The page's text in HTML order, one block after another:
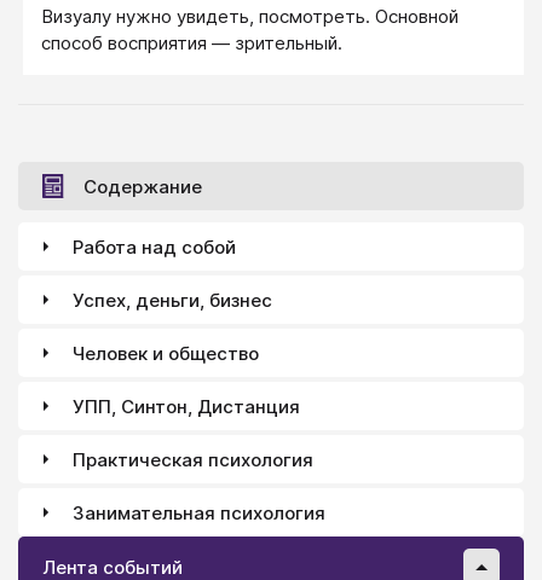
вопроса: Какой формы уши у немецкой овчарки?
Какая получится буква, если заглавную N повернуть
Визуалу нужно увидеть, посмотреть. Основной
способ восприятия — зрительный.
Содержание
Работа над собой
Успех, деньги, бизнес
Человек и общество
УПП, Синтон, Дистанция
Практическая психология
Занимательная психология
Лента событий